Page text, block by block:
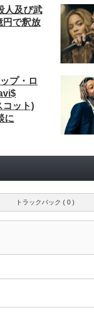
人及び武
円で釈放
プ・ロ
コット)
に
トラックバック ( 0 )